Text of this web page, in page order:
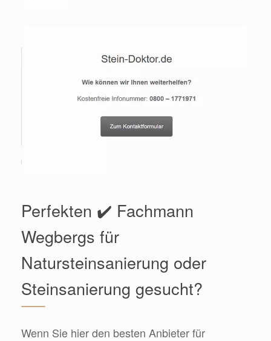
Perfekten ✔️ Fachmann
Wegbergs für
Natursteinsanierung oder
Steinsanierung gesucht?
Wenn Sie hier den besten Anbieter für